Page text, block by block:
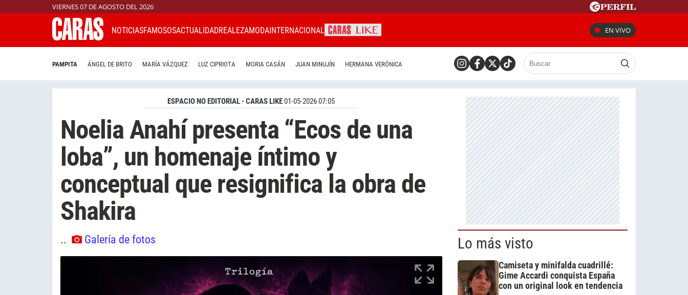
VIERNES 07 DE AGOSTO DEL 2026
NOTICIASFAMOSOSACTUALIDADREALEZAMODAINTERNACIONAL EN VIVO
PAMPITA ÁNGEL DE BRITO MARÍA VÁZQUEZ LUZ CIPRIOTA MORIA CASÁN JUAN MINUJÍN HERMANA VERÓNICA
ESPACIO NO EDITORIAL - CARAS LIKE01-05-2026 07:05
Noelia Anahí presenta “Ecos de una
loba”, un homenaje íntimo y
conceptual que resignifica la obra de
Shakira
.. Galería de fotos Lo más visto
Camiseta y minifalda cuadrillé:
Gime Accardi conquista España
con un original look en tendencia